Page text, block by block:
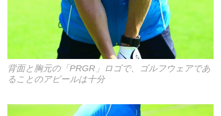
背面と胸元の「PRGR」ロゴで、ゴルフウェアであ
ることのアピールは十分